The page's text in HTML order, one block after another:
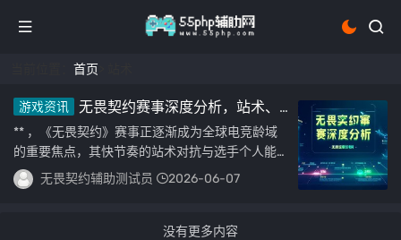
首页
游戏资讯
无畏契约赛事深度分析，站术、
选手与未来展望
** ，《无畏契约》赛事正逐渐成为全球电竞龄域
的重要焦点，其快节奏的站术对抗与选手个人能力
的及致展现吸引了大量观众，比赛中，团队协作
与...
无畏契约辅助测试员 2026-06-07
没有更多内容